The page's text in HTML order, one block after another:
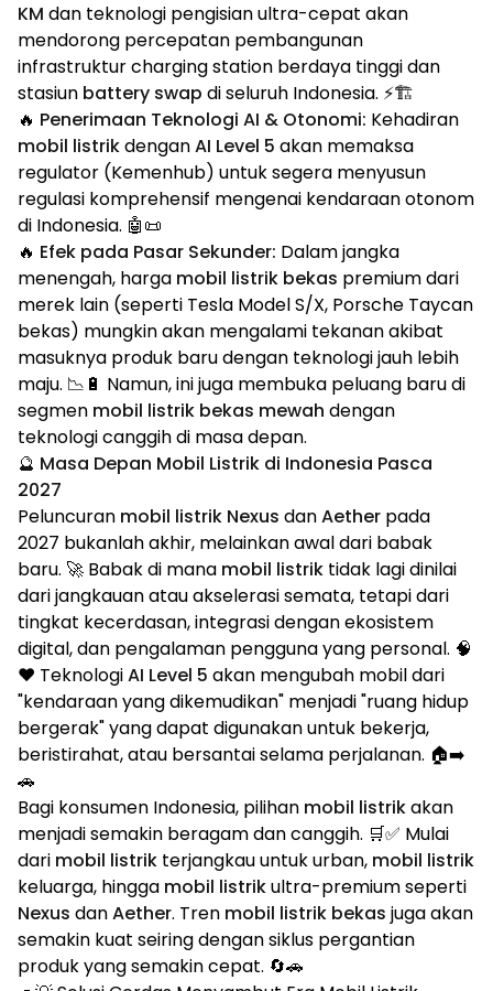
KM dan teknologi pengisian ultra-cepat akan
mendorong percepatan pembangunan
infrastruktur charging station berdaya tinggi dan
stasiun battery swap di seluruh Indonesia. ⚡🏗️
🔥 Penerimaan Teknologi AI & Otonomi: Kehadiran
mobil listrikdenganAI Level 5 akan memaksa
regulator (Kemenhub) untuk segera menyusun
regulasi komprehensif mengenai kendaraan otonom
di Indonesia. 🤖📜
🔥 Efek pada Pasar Sekunder: Dalam jangka
menengah, harga mobil listrik bekas premium dari
merek lain (seperti Tesla Model S/X, Porsche Taycan
bekas) mungkin akan mengalami tekanan akibat
masuknya produk baru dengan teknologi jauh lebih
maju. 📉🔋 Namun, ini juga membuka peluang baru di
segmen mobil listrik bekas mewah dengan
teknologi canggih di masa depan.
🔮 Masa Depan Mobil Listrik di Indonesia Pasca
2027
Peluncuran mobil listrik Nexus danAether pada
2027 bukanlah akhir, melainkan awal dari babak
baru. 🚀 Babak di mana mobil listrik tidak lagi dinilai
dari jangkauan atau akselerasi semata, tetapi dari
tingkat kecerdasan, integrasi dengan ekosistem
digital, dan pengalaman pengguna yang personal. 🧠
❤️ TeknologiAI Level 5 akan mengubah mobil dari
"kendaraan yang dikemudikan" menjadi "ruang hidup
bergerak" yang dapat digunakan untuk bekerja,
beristirahat, atau bersantai selama perjalanan. 🏠➡️
🚗
Bagi konsumen Indonesia, pilihan mobil listrikakan
menjadi semakin beragam dan canggih. 🛒✅ Mulai
dari mobil listrik terjangkau untuk urban, mobil listrik
keluarga, hingga mobil listrikultra-premium seperti
Nexus danAether. Tren mobil listrik bekas juga akan
semakin kuat seiring dengan siklus pergantian
produk yang semakin cepat. 🔄🚗